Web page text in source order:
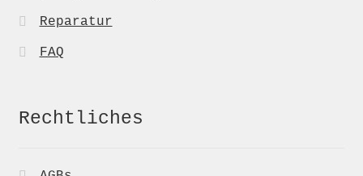
Reparatur
FAQ
Rechtliches